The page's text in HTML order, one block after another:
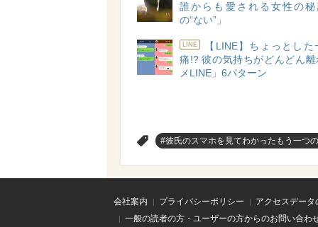
誰からも愛される女性の
の“ない”」
LINE
【LINE】ちょっとし
痛!? 彼の気持ちがどんどん
メLINE」6パターン
#彼氏のスマホを見てわかったもう一つ
会社案内 プライバシーポリシー
アクセスデー
一般の読者の方・ユーザーの方からのお問い合わ